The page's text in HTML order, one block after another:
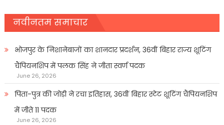
नवीनतम समाचार
भोजपुर के निशानेबाजों का शानदार प्रदर्शन, 36वीं बिहार राज्य शूटिंग
चैंपियनशिप में पलक सिंह ने जीता स्वर्ण पदक
June 26, 2026
पिता-पुत्र की जोड़ी ने रचा इतिहास, 36वीं बिहार स्टेट शूटिंग चैंपियनशिप
में जीते 11 पदक
June 26, 2026